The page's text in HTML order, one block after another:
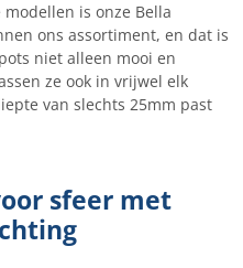
is onze Bella
ons assortiment, en dat is
niet alleen mooi en
ze ook in vrijwel elk
van slechts 25mm past
sfeer met